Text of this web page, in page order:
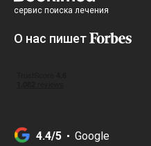
сервис поиска лечения
О нас пишет
4.4/5 Google